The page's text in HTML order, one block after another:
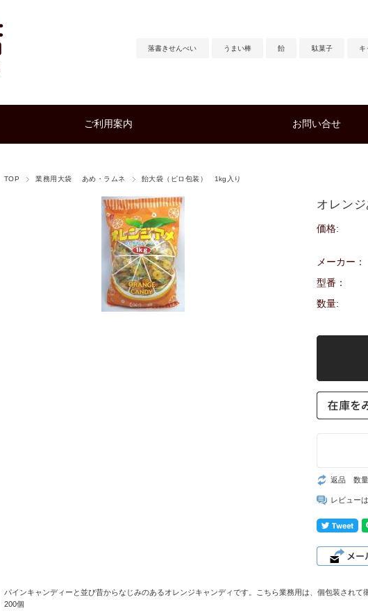
落書きせんべい うまい棒 飴 駄菓子 キ
ご利用案内 お問い合せ
TOP 業務用大袋 あめ・ラムネ 飴大袋（ピロ包装） 1kg入り
オレン
価格:
メーカー：
型番：
数量:
返品 数量
レビュー
パインキャンディーと並び昔からなじみのあるオレンジキャンディです。こちら業務用は、個包装され
200個